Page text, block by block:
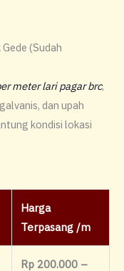
(Sudah
meter lari pagar brc,
dan upah
kondisi lokasi
Harga
Terpasang /m
Rp 200.000 –